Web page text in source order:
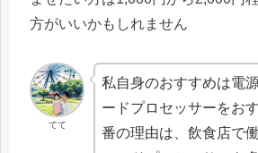
方がいいかもしれません
てて
私自身のおすすめは電
ードプロセッサーをお
番の理由は、飲食店で